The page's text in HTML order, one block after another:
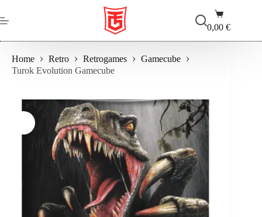
al
contenuto
Carrello
0,00€
Home Retro Retrogames
Gamecube
Turok Evolution Gamecube